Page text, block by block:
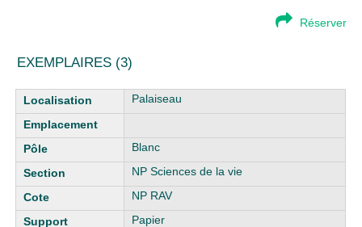
Réserver
EXEMPLAIRES (3)
Liste des exemplaires Palaiseau
Blanc
NP Sciences de la vie
NP RAV
Papier